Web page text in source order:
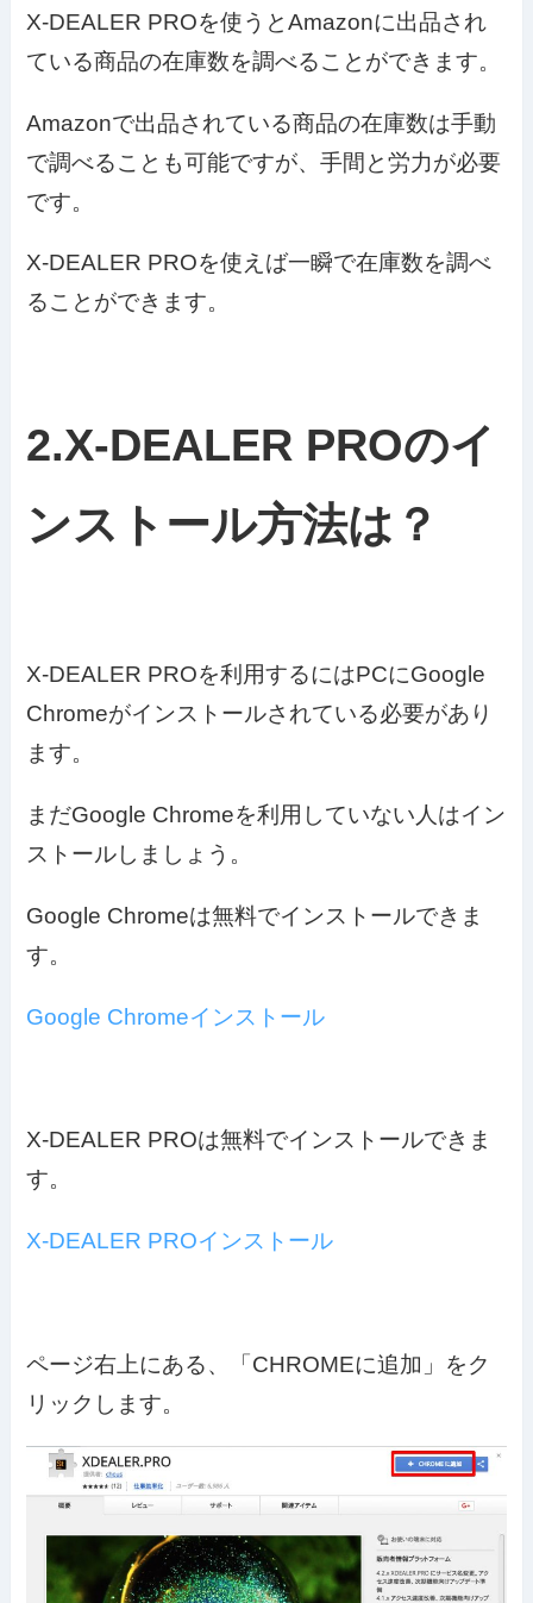
X-DEALER PROを使うとAmazonに出品され
ている商品の在庫数を調べることができます。
Amazonで出品されている商品の在庫数は手動
で調べることも可能ですが、手間と労力が必要
です。
X-DEALER PROを使えば一瞬で在庫数を調べ
ることができます。
2.X-DEALER PROのイ
ンストール方法は？
X-DEALER PROを利用するにはPCにGoogle
Chromeがインストールされている必要があり
ます。
まだGoogle Chromeを利用していない人はイン
ストールしましょう。
Google Chromeは無料でインストールできま
す。
Google Chromeインストール
X-DEALER PROは無料でインストールできま
す。
X-DEALER PROインストール
ページ右上にある、「CHROMEに追加」をク
リックします。